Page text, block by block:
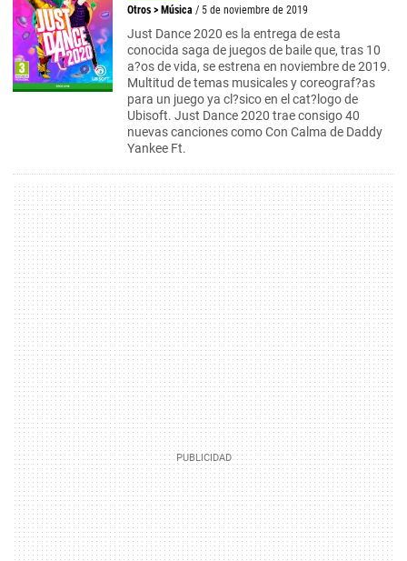
Otros > Música / 5 de noviembre de 2019
Just Dance 2020 es la entrega de esta
conocida saga de juegos de baile que, tras 10
a?os de vida, se estrena en noviembre de 2019.
Multitud de temas musicales y coreograf?as
para un juego ya cl?sico en el cat?logo de
Ubisoft. Just Dance 2020 trae consigo 40
nuevas canciones como Con Calma de Daddy
Yankee Ft.